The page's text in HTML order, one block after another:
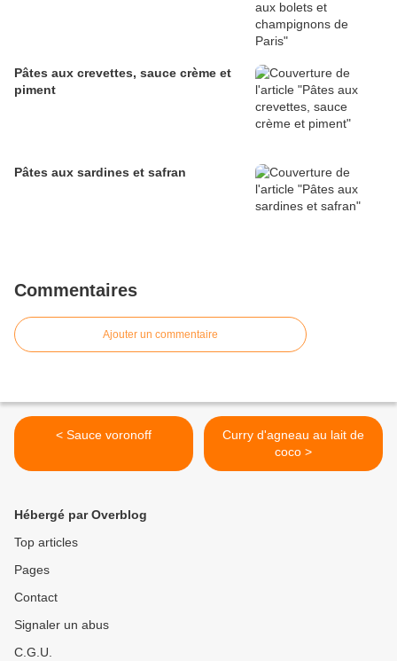
Pâtes aux crevettes, sauce crème et
piment
Pâtes aux sardines et safran
Commentaires
Ajouter un commentaire
< Sauce voronoff
Curry d'agneau au lait de
coco >
Hébergé par Overblog
Top articles
Pages
Contact
Signaler un abus
C.G.U.